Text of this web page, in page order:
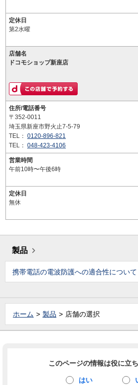
定休日
第2水曜
店舗名
ドコモショップ新座店
住所/電話番号
〒352-0011
埼玉県新座市野火止7-5-79
TEL： 0120-896-821
TEL： 048-423-4106
営業時間
午前10時〜午後6時
定休日
無休
製品
携帯電話の電波防護への適合性について
ホーム 製品 店舗の選択
このページの情報は役に立
はい